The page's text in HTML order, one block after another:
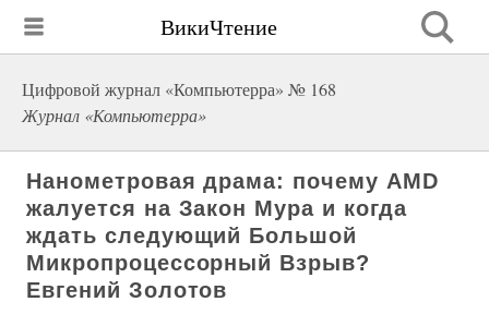
ВикиЧтение
Цифровой журнал «Компьютерра» № 168
Журнал «Компьютерра»
Нанометровая драма: почему AMD
жалуется на Закон Мура и когда
ждать следующий Большой
Микропроцессорный Взрыв?
Евгений Золотов